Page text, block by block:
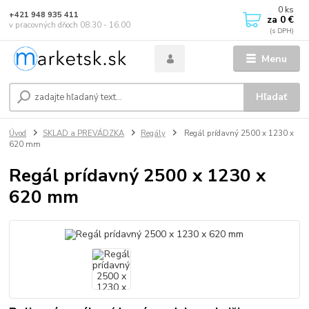
Menu
Hľadať
+421 948 935 411
v pracovných dňoch 08.30 - 16.00
0 ks
za 0 €
Úvod SKLAD a PREVÁDZKA Regály
Regál prídavný 2500 x 1230 x
620 mm
Regál prídavný 2500 x 1230 x
620 mm